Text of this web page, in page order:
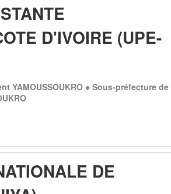
D'IVOIRE (UPE-
YAMOUSSOUKRO ● Sous-préfecture de
DE